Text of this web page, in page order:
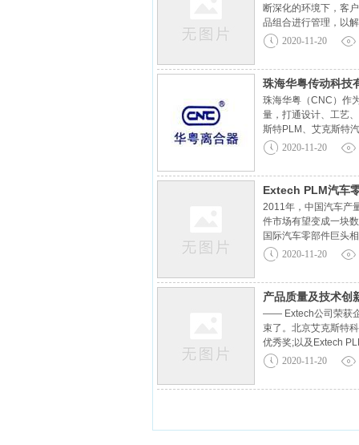
断深化的环境下，客
品组合进行管理，以
伐，无法预测并提供
2020-11-20
珠海华粤传动科技
珠海华粤（CNC）作
量，打通设计、工艺
斯特PLM、艾克斯特
流程等PLM模块的建
2020-11-20
Extech PLM汽车
2011年，中国汽车产
件市场有望变成一块
国际汽车零部件巨头
家指出：无论是立足
2020-11-20
产品质量及技术创
—— Extech公司荣获企
束了。北京艾克斯特
优秀奖;以及Extech
业信息化服务商的领
2020-11-20